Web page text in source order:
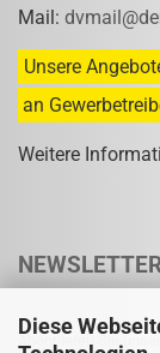
Diese
Mail:
Unsere
an
Weitere
Abonnieren Sie